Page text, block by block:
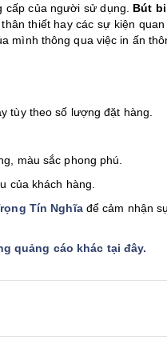
của người sử dụng. Bút
thiết hay các sự kiện
mình thông qua việc in ấn
tùy theo số lượng đặt hàng.
màu sắc phong phú.
của khách hàng.
Tín Nghĩađể cảm nhận
quảng cáo khác tại đây.